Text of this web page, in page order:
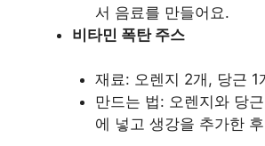
서 음료를 만들어요.
비타민 폭탄 주스
재료: 오렌지 2개, 당근 1
만드는 법: 오렌지와 당
에 넣고 생강을 추가한